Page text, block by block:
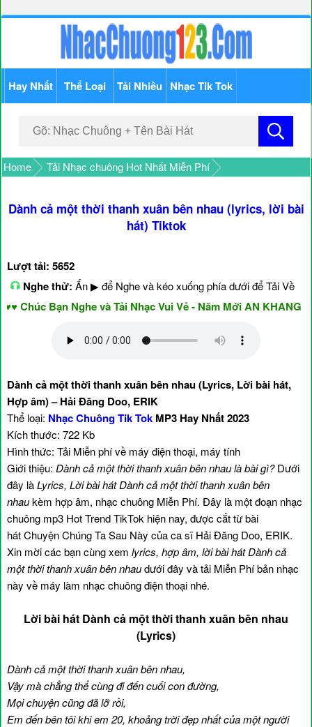
Hay Nhất Thể Loại Tải Nhiều Nhạc Tik Tok
Home Tải Nhạc chuông Hot Nhất Miễn Phí
Dành cả một thời thanh xuân bên nhau (lyrics, lời bài
hát) Tiktok
Lượt tải: 5652
Nghe thử: Ấn ▶ để Nghe và kéo xuống phía dưới để Tải Về
Bạn Nghe và Tải Nhạc Vui Vẻ - Năm Mới AN KHANG &
Dành cả một thời thanh xuân bên nhau (Lyrics, Lời bài hát,
Hợp âm) – Hải Đăng Doo, ERIK
Thể loại: Nhạc Chuông Tik Tok MP3 Hay Nhất 2023
Kích thước: 722 Kb
Hình thức: Tải Miễn phí về máy điện thoại, máy tính
Giới thiệu: Dành cả một thời thanh xuân bên nhau là bài gì?Dưới
đây làLyrics, Lời bài hát Dành cả một thời thanh xuân bên
nhaukèm hợp âm, nhạc chuông Miễn Phí. Đây là một đoạn nhạc
chuông mp3 Hot Trend TikTok hiện nay, được cắt từ bài
hát Chuyện Chúng Ta Sau Này của ca sĩ Hải Đăng Doo, ERIK.
Xin mời các bạn cùng xem lyrics, hợp âm, lời bài hát Dành cả
một thời thanh xuân bên nhaudưới đây và tải Miễn Phí bản nhạc
này về máy làm nhạc chuông điện thoại nhé.
Lời bài hát Dành cả một thời thanh xuân bên nhau
(Lyrics)
Dành cả một thời thanh xuân bên nhau,
Vậy mà chẳng thể cùng đi đến cuối con đường,
Mọi chuyện cũng đã lỡ rồi,
Em đến bên tôi khi em 20, khoảng trời đẹp nhất của một người